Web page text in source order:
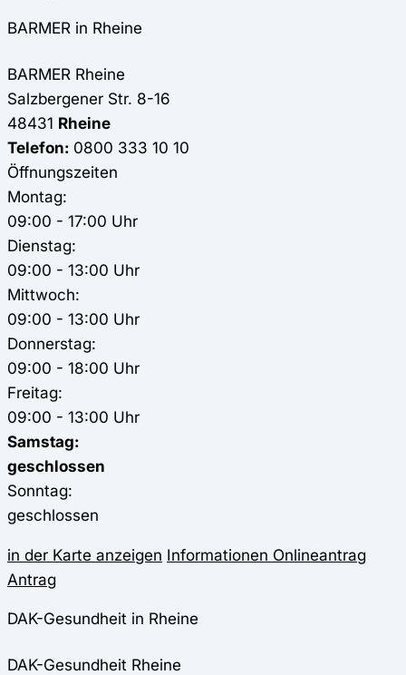
BARMER in Rheine
BARMER Rheine
Salzbergener Str. 8-16
48431 Rheine
Telefon: 0800 333 10 10
Öffnungszeiten
Montag:
09:00 - 17:00 Uhr
Dienstag:
09:00 - 13:00 Uhr
Mittwoch:
09:00 - 13:00 Uhr
Donnerstag:
09:00 - 18:00 Uhr
Freitag:
09:00 - 13:00 Uhr
Samstag:
geschlossen
Sonntag:
geschlossen
in der Karte anzeigen Informationen Onlineantrag
Antrag
DAK-Gesundheit in Rheine
DAK-Gesundheit Rheine